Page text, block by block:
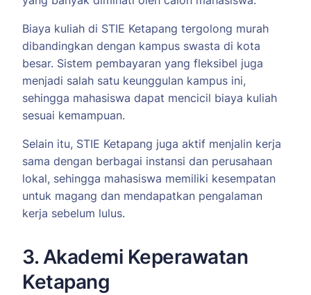
Biaya kuliah di STIE Ketapang tergolong murah
dibandingkan dengan kampus swasta di kota
besar. Sistem pembayaran yang fleksibel juga
menjadi salah satu keunggulan kampus ini,
sehingga mahasiswa dapat mencicil biaya kuliah
sesuai kemampuan.
Selain itu, STIE Ketapang juga aktif menjalin kerja
sama dengan berbagai instansi dan perusahaan
lokal, sehingga mahasiswa memiliki kesempatan
untuk magang dan mendapatkan pengalaman
kerja sebelum lulus.
3. Akademi Keperawatan
Ketapang